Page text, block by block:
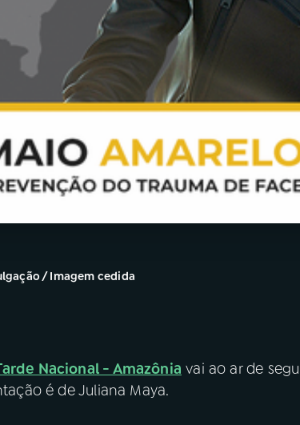
/ Imagem cedida
Nacional - Amazônia vai ao ar de
é de Juliana Maya.